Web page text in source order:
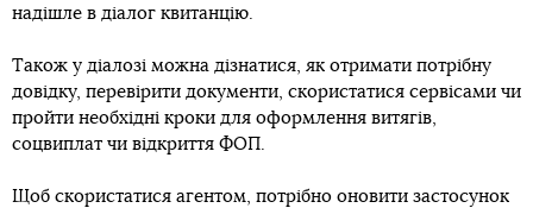
надішле в діалог квитанцію.
Також у діалозі можна дізнатися, як отримати потрібну
довідку, перевірити документи, скористатися сервісами чи
пройти необхідні кроки для оформлення витягів,
соцвиплат чи відкриття ФОП.
Щоб скористатися агентом, потрібно оновити застосунок